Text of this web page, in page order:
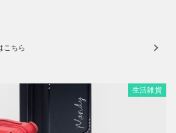
こちら
生活雑貨